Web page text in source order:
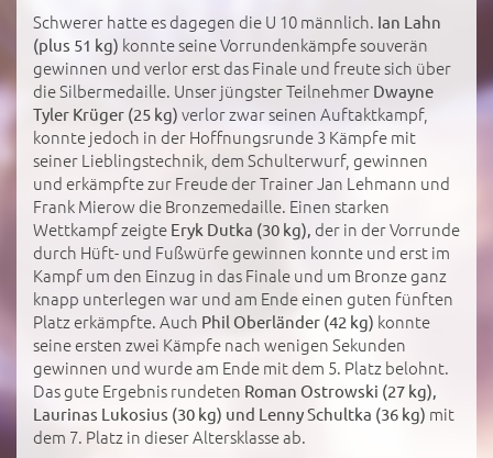
Schwerer hatte es dagegen die U 10 männlich. Ian Lahn
(plus 51 kg) konnte seine Vorrundenkämpfe souverän
gewinnen und verlor erst das Finale und freute sich über
die Silbermedaille. Unser jüngster Teilnehmer Dwayne
Tyler Krüger (25 kg) verlor zwar seinen Auftaktkampf,
konnte jedoch in der Hoffnungsrunde 3 Kämpfe mit
seiner Lieblingstechnik, dem Schulterwurf, gewinnen
und erkämpfte zur Freude der Trainer Jan Lehmann und
Frank Mierow die Bronzemedaille. Einen starken
Wettkampf zeigte Eryk Dutka (30 kg), der in der Vorrunde
durch Hüft- und Fußwürfe gewinnen konnte und erst im
Kampf um den Einzug in das Finale und um Bronze ganz
knapp unterlegen war und am Ende einen guten fünften
Platz erkämpfte. Auch Phil Oberländer (42 kg) konnte
seine ersten zwei Kämpfe nach wenigen Sekunden
gewinnen und wurde am Ende mit dem 5. Platz belohnt.
Das gute Ergebnis rundeten Roman Ostrowski (27 kg),
Laurinas Lukosius (30 kg) und Lenny Schultka (36 kg) mit
dem 7. Platz in dieser Altersklasse ab.